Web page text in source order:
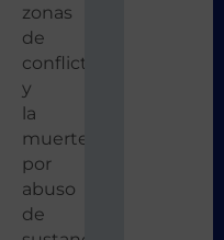
zonas
de
conflicto,
y
la
muerte
por
abuso
de